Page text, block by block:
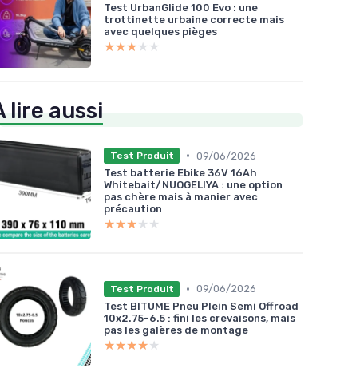
Test UrbanGlide 100 Evo : une
trottinette urbaine correcte mais
avec quelques pièges
★★★★★
★★★★★
lire aussi
Test Produit • 09/06/2026
Test batterie Ebike 36V 16Ah
Whitebait/NUOGELIYA : une option
pas chère mais à manier avec
précaution
★★★★★
★★★★★
Test Produit • 09/06/2026
Test BITUME Pneu Plein Semi Offroad
10x2.75-6.5 : fini les crevaisons, mais
pas les galères de montage
★★★★★
★★★★★